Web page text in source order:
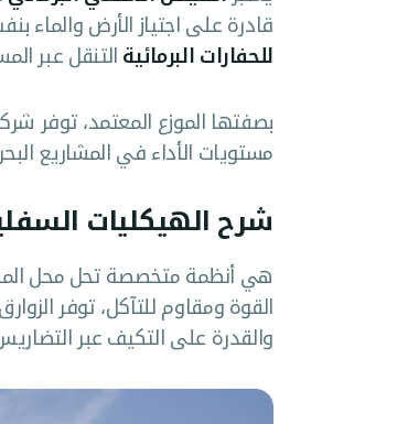
قادرة على اجتياز الأرض
للحفارات البرمائية التنقل عبر
بصفتها الموزع المعتمد، توفر
مستويات الأداء في المشاريع
شرح الهيكليات
هي أنظمة متخصصة تحل محل
القوة ومقاوم للتآكل، توفر
والقدرة على التكيف عبر